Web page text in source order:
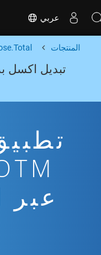
عربي
المنتجات
عبر